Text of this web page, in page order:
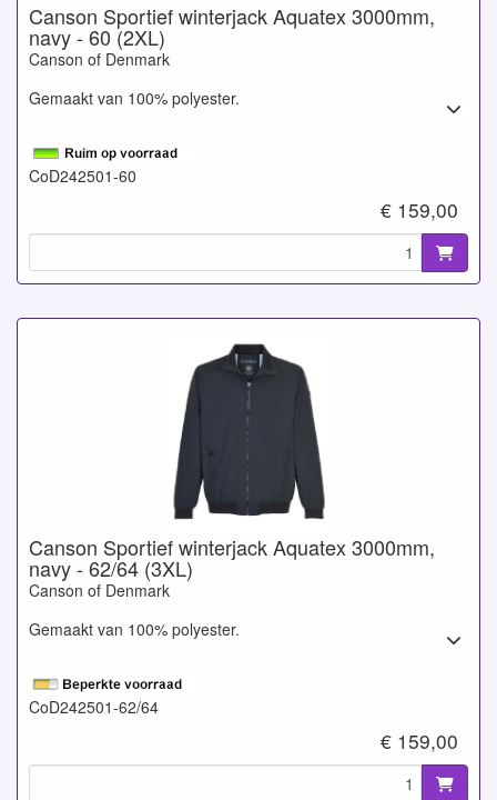
Canson Sportief winterjack Aquatex 3000mm,
navy - 60 (2XL)
Canson of Denmark
Gemaakt van 100% polyester.
CoD242501-60
€ 159,00
Canson Sportief winterjack Aquatex 3000mm,
navy - 62/64 (3XL)
Canson of Denmark
Gemaakt van 100% polyester.
CoD242501-62/64
€ 159,00